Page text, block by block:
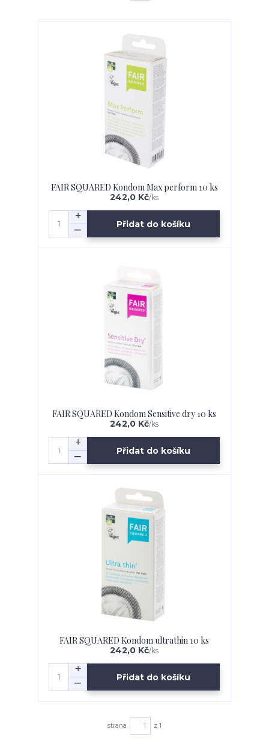
FAIR SQUARED Kondom Max perform 10 ks
242,0 Kč/ks
Přidat do košíku
FAIR SQUARED Kondom Sensitive dry 10 ks
242,0 Kč/ks
Přidat do košíku
FAIR SQUARED Kondom ultrathin 10 ks
242,0 Kč/ks
Přidat do košíku
strana z 1